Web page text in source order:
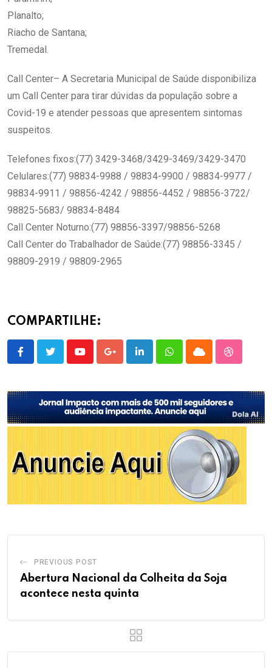
Planalto;
Riacho de Santana;
Tremedal.
Call Center– A Secretaria Municipal de Saúde disponibiliza
um Call Center para tirar dúvidas da população sobre a
Covid-19 e atender pessoas que apresentem sintomas
suspeitos.
Telefones fixos:(77) 3429-3468/3429-3469/3429-3470
Celulares:(77) 98834-9988 / 98834-9900 / 98834-9977 /
98834-9911 / 98856-4242 / 98856-4452 / 98856-3722/
98825-5683/ 98834-8484
Call Center Noturno:(77) 98856-3397/98856-5268
Call Center do Trabalhador de Saúde:(77) 98856-3345 /
98809-2919 / 98809-2965
COMPARTILHE:
YoutubeGoogle+LinkedInWhatsappCloud
PREVIOUS POST
Abertura Nacional da Colheita da Soja
acontece nesta quinta